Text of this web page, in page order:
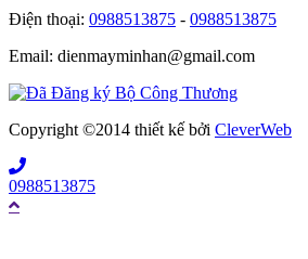
Điện thoại: 0988513875 - 0988513875
Email: dienmayminhan@gmail.com
Copyright ©2014 thiết kế bởi CleverWeb
0988513875